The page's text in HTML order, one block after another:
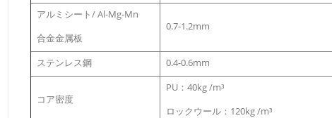
アルミシート/ Al-Mg-Mn
合金金属板
0.7-1.2mm
ステンレス鋼 0.4-0.6mm
コア密度
PU：40kg /m³
ロックウール：120kg /m³